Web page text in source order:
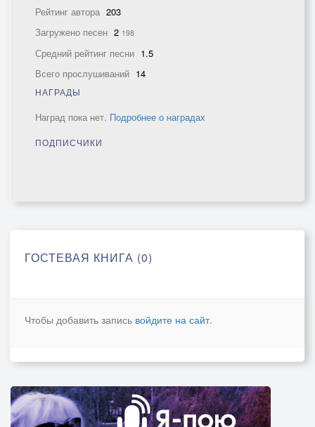
Рейтинг автора 203
Загружено песен 2 198
Средний рейтинг песни 1.5
Всего прослушиваний 14
НАГРАДЫ
Наград пока нет. Подробнее о наградах
ПОДПИСЧИКИ
ГОСТЕВАЯ КНИГА (0)
Чтобы добавить запись войдите на сайт.